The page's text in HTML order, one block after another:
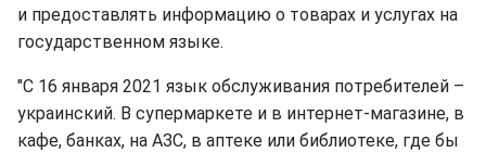
и предоставлять информацию о товарах и услугах на
государственном языке.
"С 16 января 2021 язык обслуживания потребителей –
украинский. В супермаркете и в интернет-магазине, в
кафе, банках, на АЗС, в аптеке или библиотеке, где бы